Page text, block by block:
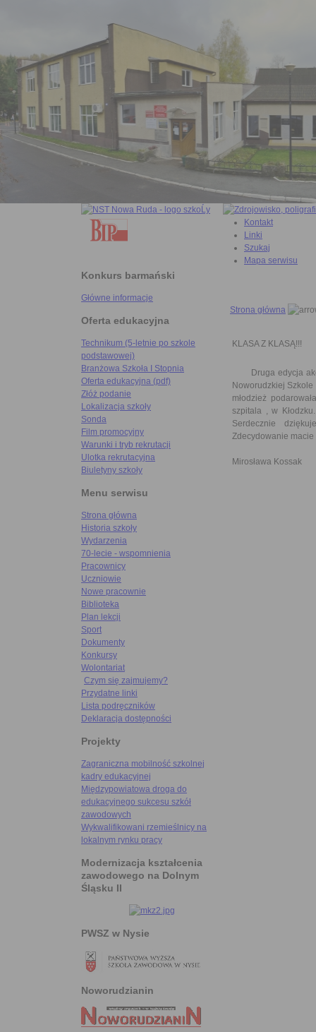
Konkurs barmański
Główne informacje
Oferta edukacyjna
Technikum (5-letnie po szkole
podstawowej)
Branżowa Szkoła I Stopnia
Oferta edukacyjna (pdf)
Złóż podanie
Lokalizacja szkoły
Sonda
Film promocyjny
Warunki i tryb rekrutacji
Ulotka rekrutacyjna
Biuletyny szkoły
Menu serwisu
Strona główna
Historia szkoły
Wydarzenia
70-lecie - wspomnienia
Pracownicy
Uczniowie
Nowe pracownie
Biblioteka
Plan lekcji
Sport
Dokumenty
Konkursy
Wolontariat
Czym się zajmujemy?
Przydatne linki
Lista podręczników
Deklaracja dostępności
Projekty
Zagraniczna mobilność szkolnej
kadry edukacyjnej
Międzypowiatowa droga do
edukacyjnego sukcesu szkół
zawodowych
Wykwalifikowani rzemieślnicy na
lokalnym rynku pracy
Modernizacja kształcenia
zawodowego na Dolnym
Śląsku II
PWSZ w Nysie
Noworudzianin
Kontakt
Linki
Szukaj
Mapa serwisu
Strona główna
KLASA Z KLASĄ!!!
Druga edycja akcji
Noworudzkiej
młodzież
szpitala , w
Serdecznie
Zdecydowanie macie
Mirosława Kossak